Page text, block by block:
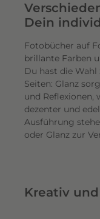
Dein
Fotobücher auf
brillante Farben
Du hast die
Seiten: Glanz
und Reflexionen,
dezenter und
Ausführung
oder Glanz zur
Kreativ